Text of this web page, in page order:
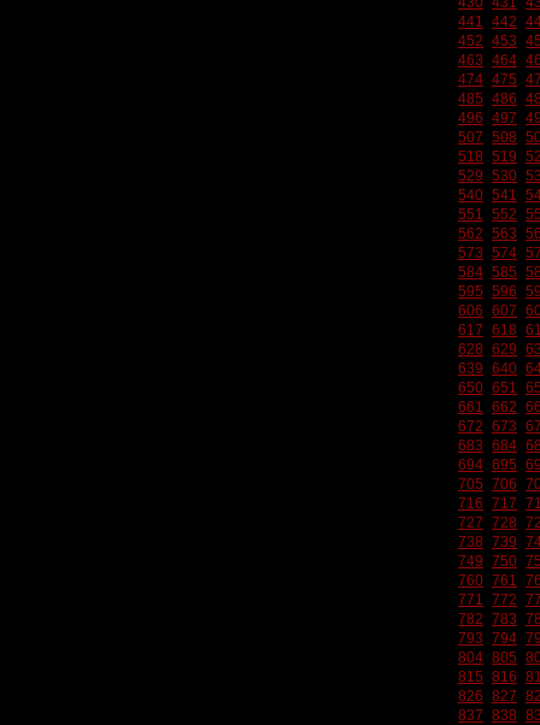
441 442
452 453
463 464
474 475
485 486
496 497
507 508
518 519
529 530
540 541
551 552
562 563
573 574
584 585
595 596
606 607
617 618
628 629
639 640
650 651
661 662
672 673
683 684
694 695
705 706
716 717
727 728
738 739
749 750
760 761
771 772
782 783
793 794
804 805
815 816
826 827
837 838